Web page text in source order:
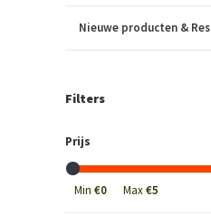
Nieuwe producten &
Filters
Prijs
Min €0 Max€5